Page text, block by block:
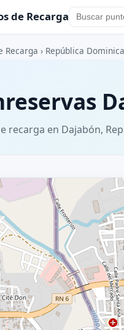
de Recarga
Recarga › República
recarga en Dajabón,